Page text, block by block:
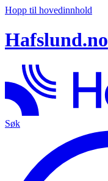
Hopp til hovedinnhold
Hafslund.no
Søk